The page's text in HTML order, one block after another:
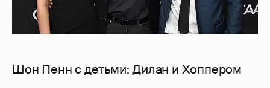
Шон Пенн с детьми: Дилан и Хоппером